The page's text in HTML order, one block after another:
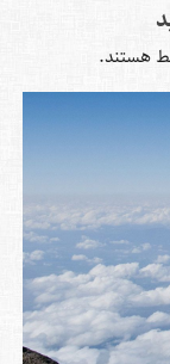
هستند.